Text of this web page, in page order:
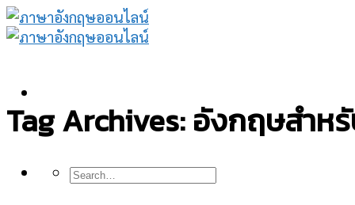
Skip
to
Tag Archives:อังกฤษสำห